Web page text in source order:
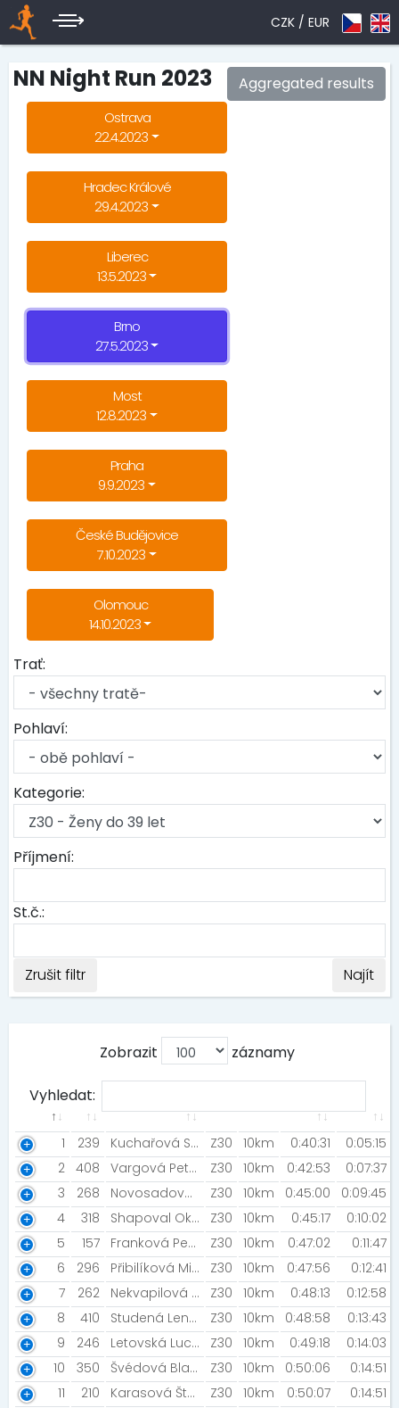
CZK / EUR
Aggregated results
NN Night Run 2023
Ostrava
22.4.2023
Hradec Králové
29.4.2023
Liberec
13.5.2023
Brno
27.5.2023
Most
12.8.2023
Praha
9.9.2023
České Budějovice
7.10.2023
Olomouc
14.10.2023
Trať:
Pohlaví:
Kategorie:
Příjmení:
St.č.:
Zrušit filtr Najít
Zobrazit záznamy
Vyhledat:
1 239 Kuchařová Simona Z30 10km 0:40:31
0:05:15
2 408 Vargová Petra Z30 10km 0:42:53
0:07:37
3
268 Novosadová Nikola Z30 10km 0:45:00
0:09:45
4
318 Shapoval Oksana Z30 10km 0:45:17
0:10:02
5
157 Franková Petra Z30 10km 0:47:02
0:11:47
6
296 Přibilíková Michaela Z30 10km 0:47:56
0:12:41
7
262 Nekvapilová Nikola Z30 10km 0:48:13
0:12:58
8
410 Studená Lenka Z30 10km 0:48:58
0:13:43
9
246 Letovská Lucie [Běžecký klub České spořitelny] Z30 10km 0:49:18
0:14:03
10
350 Švédová Blanka Z30 10km 0:50:06
0:14:51
11
210 Karasová Štěpánka Z30 10km 0:50:07
0:14:51